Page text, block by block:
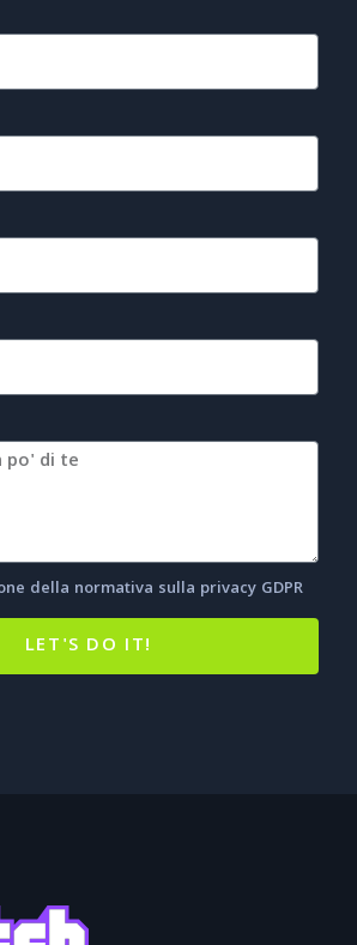
della normativa sulla privacy GDPR
LET'S DO IT!